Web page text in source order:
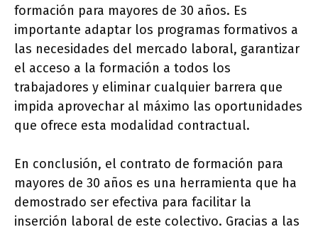
formación para mayores de 30 años. Es
importante adaptar los programas formativos a
las necesidades del mercado laboral, garantizar
el acceso a la formación a todos los
trabajadores y eliminar cualquier barrera que
impida aprovechar al máximo las oportunidades
que ofrece esta modalidad contractual.
En conclusión, el contrato de formación para
mayores de 30 años es una herramienta que ha
demostrado ser efectiva para facilitar la
inserción laboral de este colectivo. Gracias a las